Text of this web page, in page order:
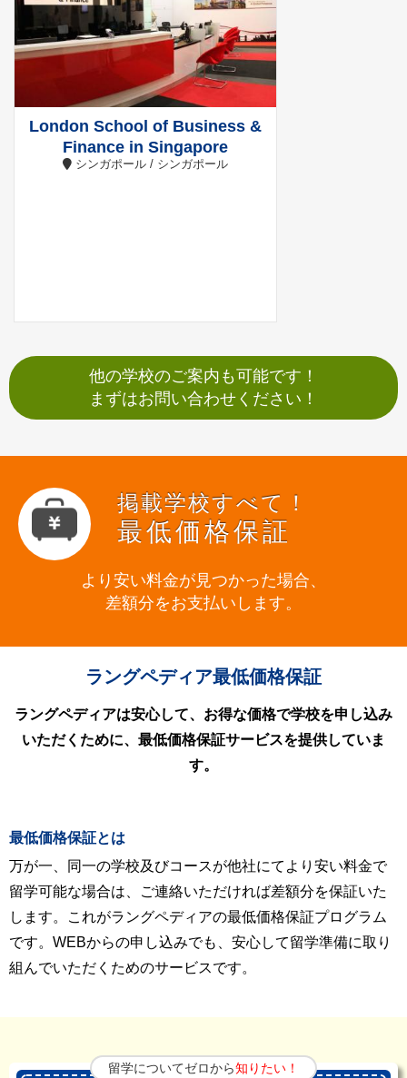
London School of Business &
Finance in Singapore
シンガポール / シンガポール
他の学校のご案内も可能です！
まずはお問い合わせください！
掲載学校すべて！
最低価格保証
より安い料金が見つかった場合、
差額分をお支払いします。
ラングペディア最低価格保証
ラングペディアは安心して、お得な価格で学校を申し込み
いただくために、最低価格保証サービスを提供していま
す。
最低価格保証とは
万が一、同一の学校及びコースが他社にてより安い料金で
留学可能な場合は、ご連絡いただければ差額分を保証いた
します。これがラングペディアの最低価格保証プログラム
です。WEBからの申し込みでも、安心して留学準備に取り
組んでいただくためのサービスです。
留学についてゼロから知りたい！